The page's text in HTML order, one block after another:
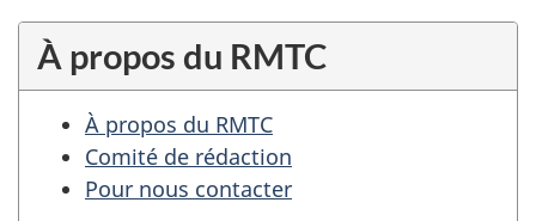
À propos du RMTC
À propos du RMTC
Comité de rédaction
Pour nous contacter